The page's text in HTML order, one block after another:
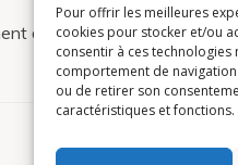
Pour offrir les meilleures
cookies pour stocker et/ou
consentir à ces
comportement de
ou de retirer son
caractéristiques et fonctions.
durable